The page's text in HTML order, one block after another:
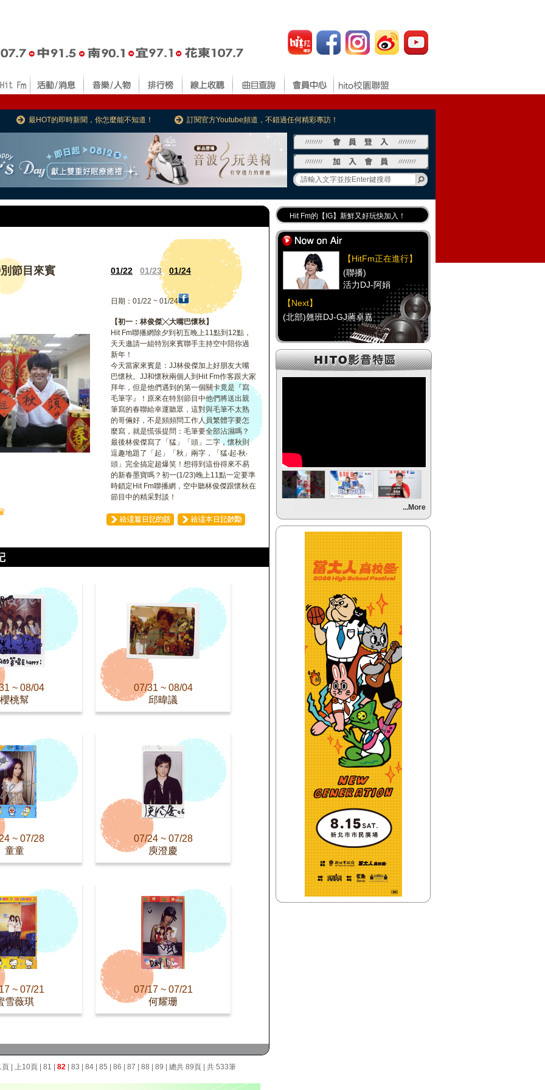
最HOT的即時新聞，你怎麼能不知道！ 訂閱官方Youtube頻道，不錯過任何精彩專訪！
節目來賓 01/22 01/23 01/24
日期：01/22 ~ 01/24
【初一：林俊傑╳大嘴巴懷秋】
Hit Fm聯播網除夕到初五晚上11點到12點，
天天邀請一組特別來賓聯手主持空中陪你過
新年！
今天當家來賓是：JJ林俊傑加上好朋友大嘴
巴懷秋。JJ和懷秋兩個人到Hit Fm作客跟大家
拜年，但是他們遇到的第一個關卡竟是『寫
毛筆字』！原來在特別節目中他們將送出親
筆寫的春聯給幸運聽眾，這對與毛筆不太熟
的哥倆好，不是頻頻問工作人員繁體字要怎
麼寫，就是慌張提問：毛筆要全部沾濕嗎？
最後林俊傑寫了「猛」「頭」二字，懷秋則
逗趣地題了「起」「秋」兩字，「猛‧起‧秋‧
頭」完全搞定超爆笑！想得到這份得來不易
的新春墨寶嗎？初一(1/23)晚上11點一定要準
時鎖定Hit Fm聯播網，空中聽林俊傑跟懷秋在
節目中的精采對談！
~ 08/04
櫻桃幫
07/31 ~ 08/04
邱暐議
~ 07/28
童童
07/24 ~ 07/28
庾澄慶
~ 07/21
雪薇琪
07/17 ~ 07/21
何耀珊
頁 上10頁 81 82 83 84 85 86 87 88 89 | 總共 89頁 | 共 533筆
Hit Fm的【IG】新鮮又好玩快加入！
Hit Fm【FB臉書粉絲團】等你加入！
最專業《DJ推薦》好音樂千萬別錯過！
好康報報 最新優惠訊息都在這！
【HitFm正在進行】
(聯播)
活力DJ-阿娟
【Next】
(北部)翹班DJ-GJ蔣卓嘉
【HitFm正在進行】
(聯播)
(聯播)
活力DJ-阿娟
【Next】
(聯播)
活力DJ-阿娟
(宜蘭)翹班DJ-維多
【HitFm正在進行】
(聯播)
活力DJ-阿娟
【Next】
(花東)翹班DJ-GJ蔣卓嘉
...More